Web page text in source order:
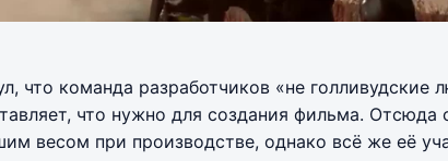
что команда разработчиков «не голливудские
что нужно для создания фильма. Отсюда
весом при производстве, однако всё же её